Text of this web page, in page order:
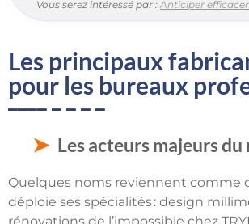
Vous serez intéressé par :Anticiper
Les principaux
pour les bureaux
Les acteurs majeurs
Quelques noms reviennent comme
déploie ses spécialités : design